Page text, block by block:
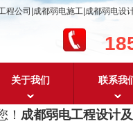
公司|成都弱电施工|成都弱电设
关于我们 联系我
成都弱电工程设计及